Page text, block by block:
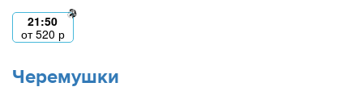
21:50
от520 р
Черемушки